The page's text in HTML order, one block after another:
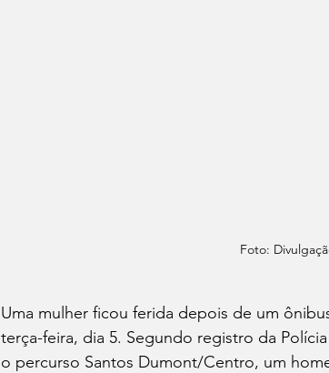
Foto:
Uma mulher ficou ferida depois de um
terça-feira, dia 5. Segundo registro da
o percurso Santos Dumont/Centro, um